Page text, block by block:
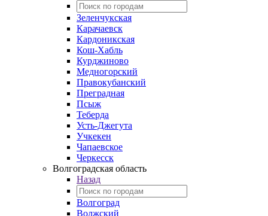
Зеленчукская
Карачаевск
Кардоникская
Кош-Хабль
Курджиново
Медногорский
Правокубанский
Преградная
Псыж
Теберда
Усть-Джегута
Учкекен
Чапаевское
Черкесск
Волгоградская область
Назад
Волгоград
Волжский